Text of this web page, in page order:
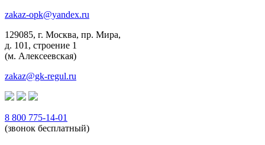
zakaz-opk@yandex.ru
129085, г. Москва, пр. Мира,
д. 101, строение 1
(м. Алексеевская)
zakaz@gk-regul.ru
8 800 775-14-01
(звонок бесплатный)